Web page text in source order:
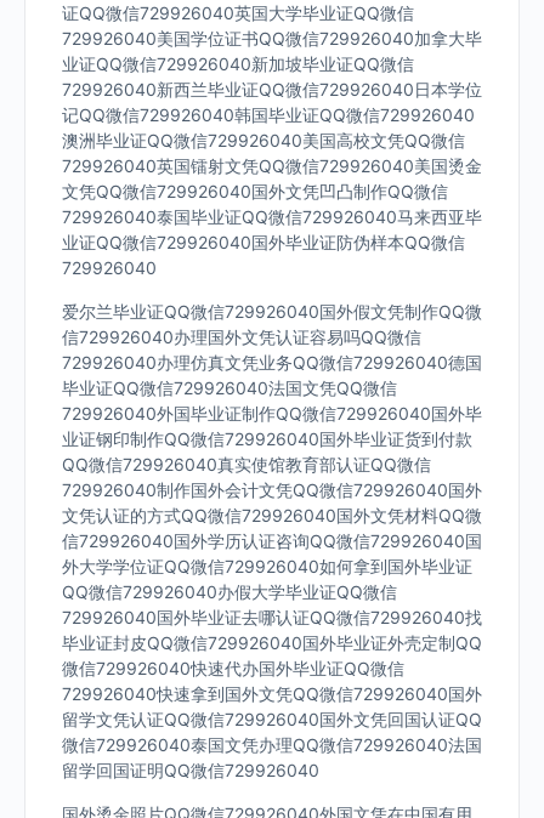
证QQ微信729926040英国大学毕业证QQ微信
729926040美国学位证书QQ微信729926040加拿大毕
业证QQ微信729926040新加坡毕业证QQ微信
729926040新西兰毕业证QQ微信729926040日本学位
记QQ微信729926040韩国毕业证QQ微信729926040
澳洲毕业证QQ微信729926040美国高校文凭QQ微信
729926040英国镭射文凭QQ微信729926040美国烫金
文凭QQ微信729926040国外文凭凹凸制作QQ微信
729926040泰国毕业证QQ微信729926040马来西亚毕
业证QQ微信729926040国外毕业证防伪样本QQ微信
729926040
爱尔兰毕业证QQ微信729926040国外假文凭制作QQ微
信729926040办理国外文凭认证容易吗QQ微信
729926040办理仿真文凭业务QQ微信729926040德国
毕业证QQ微信729926040法国文凭QQ微信
729926040外国毕业证制作QQ微信729926040国外毕
业证钢印制作QQ微信729926040国外毕业证货到付款
QQ微信729926040真实使馆教育部认证QQ微信
729926040制作国外会计文凭QQ微信729926040国外
文凭认证的方式QQ微信729926040国外文凭材料QQ微
信729926040国外学历认证咨询QQ微信729926040国
外大学学位证QQ微信729926040如何拿到国外毕业证
QQ微信729926040办假大学毕业证QQ微信
729926040国外毕业证去哪认证QQ微信729926040找
毕业证封皮QQ微信729926040国外毕业证外壳定制QQ
微信729926040快速代办国外毕业证QQ微信
729926040快速拿到国外文凭QQ微信729926040国外
留学文凭认证QQ微信729926040国外文凭回国认证QQ
微信729926040泰国文凭办理QQ微信729926040法国
留学回国证明QQ微信729926040
国外烫金照片QQ微信729926040外国文凭在中国有用